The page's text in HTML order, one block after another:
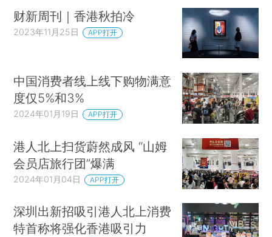
财新周刊｜香港秋拍冷
2023年11月25日 APP打开
中国消费者线上线下购物满意
度仅5%和3%
2024年01月19日 APP打开
港人北上扫货蔚然成风 “山姆
会员店旅行团”爆满
2024年01月04日 APP打开
深圳出新招吸引港人北上消费
特首称将强化香港吸引力